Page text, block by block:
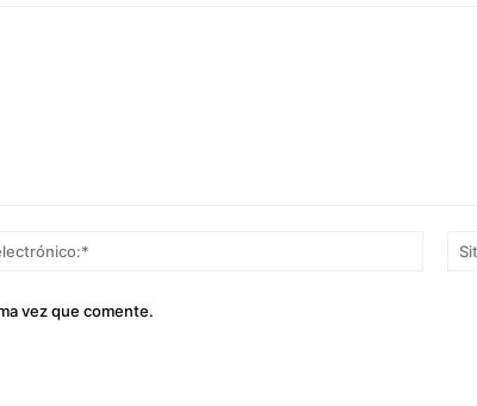
Correo
vez que comente.